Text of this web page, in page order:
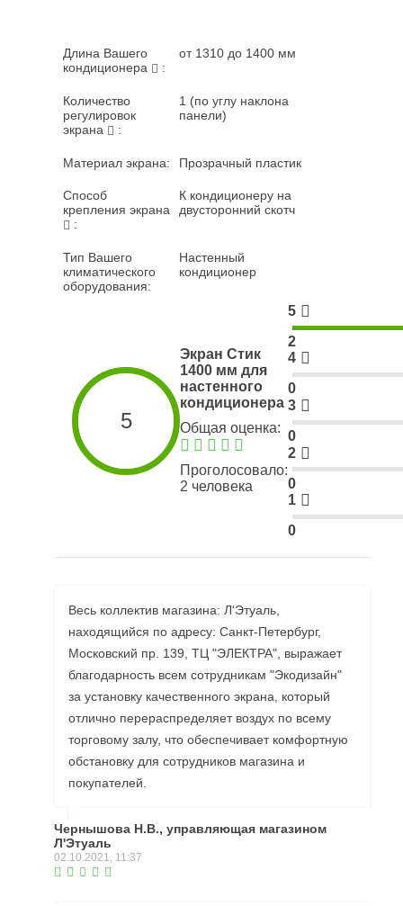
Длина Вашего
кондиционера
:
от 1310 до 1400 мм
Количество
регулировок
экрана
:
1 (по углу наклона
панели)
Материал экрана: Прозрачный пластик
Способ
крепления экрана
:
К кондиционеру на
двусторонний скотч
Тип Вашего
климатического
оборудования:
Настенный
кондиционер
5
Экран Стик
1400 мм для
настенного
кондиционера
Общая оценка:
Проголосовало:
2 человека
5
2
4
0
3
0
2
0
1
0
Весь коллектив магазина: Л'Этуаль,
находящийся по адресу: Санкт-Петербург,
Московский пр. 139, ТЦ "ЭЛЕКТРА", выражает
благодарность всем сотрудникам "Экодизайн"
за установку качественного экрана, который
отлично перераспределяет воздух по всему
торговому залу, что обеспечивает комфортную
обстановку для сотрудников магазина и
покупателей.
Чернышова Н.В., управляющая магазином
Л'Этуаль
02.10.2021, 11:37